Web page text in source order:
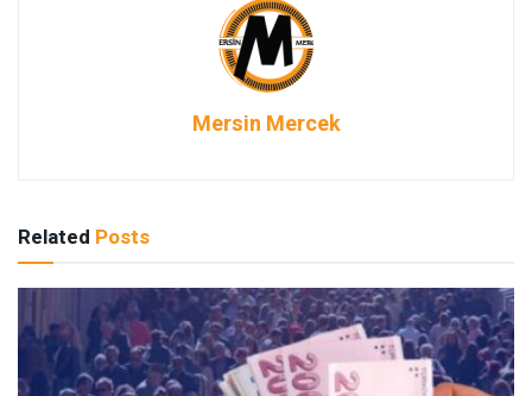
Mersin Mercek
Related Posts